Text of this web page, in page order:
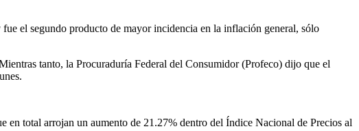
el segundo producto de mayor incidencia en la inflación general, sólo
tanto, la Procuraduría Federal del Consumidor (Profeco) dijo que el
en total arrojan un aumento de 21.27% dentro del Índice Nacional de Precios al